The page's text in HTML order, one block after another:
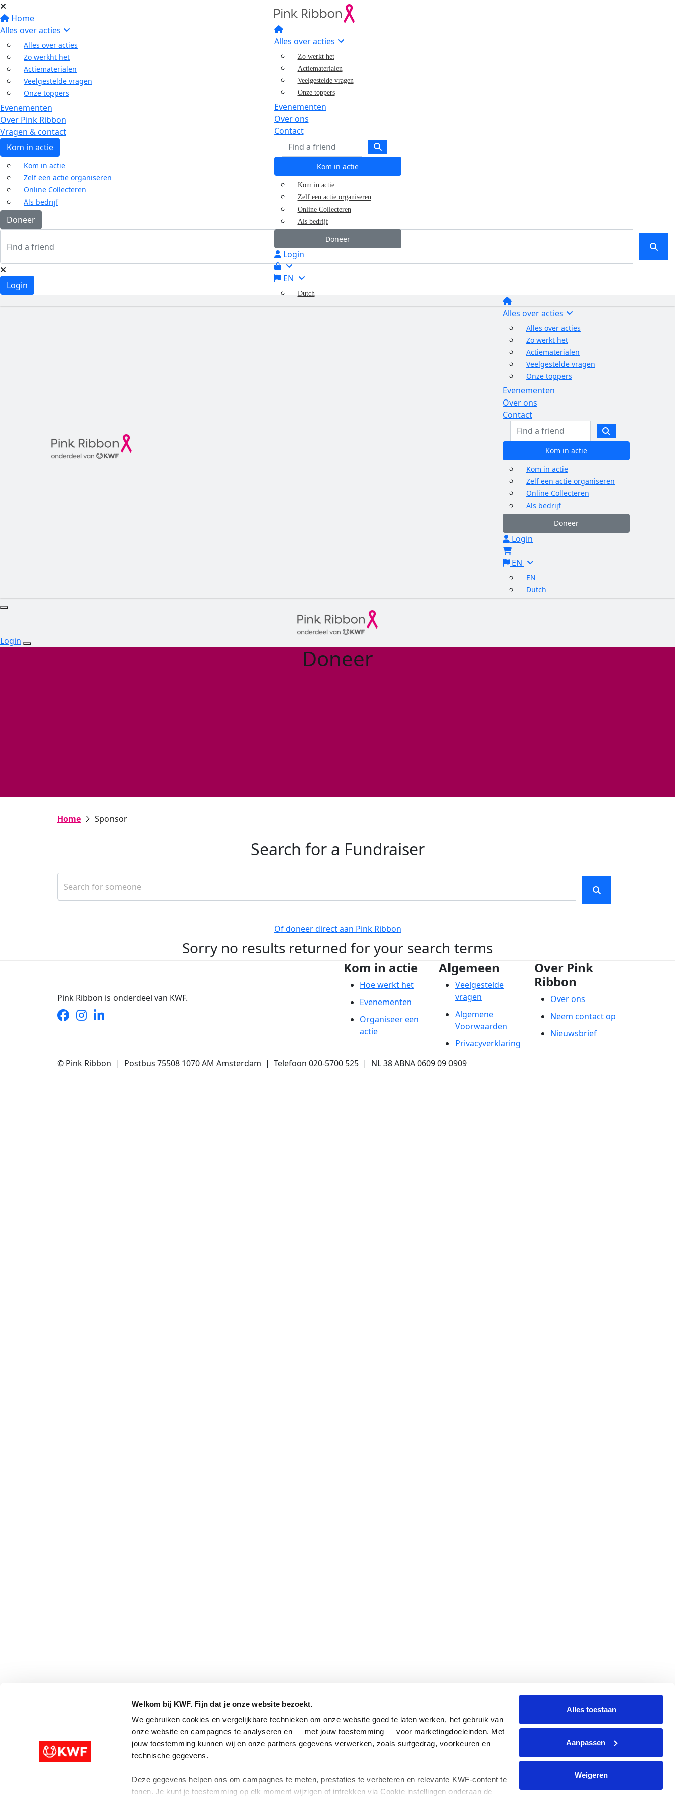
Welkom bij KWF. Fijn dat je onze website bezoekt.
We gebruiken cookies en vergelijkbare technieken om onze website goed te laten werken, het gebruik van
onze website en campagnes te analyseren en — met jouw toestemming — voor marketingdoeleinden. Met
jouw toestemming kunnen wij en onze partners gegevens verwerken, zoals surfgedrag, voorkeuren en
technische gegevens.
Deze gegevens helpen ons om campagnes te meten, prestaties te verbeteren en relevante KWF-content te
tonen. Je kunt je toestemming op elk moment wijzigen of intrekken via Cookie instellingen onderaan de
Alles toestaan
Aanpassen
Weigeren
Home
Alles over acties
Alles over acties
Zo werkht het
Actiematerialen
Veelgestelde vragen
Onze toppers
Evenementen
Over Pink Ribbon
Vragen & contact
Kom in actie
Kom in actie
Zelf een actie organiseren
Online Collecteren
Als bedrijf
Doneer
Login
Alles over acties
Zo werkt het
Actiematerialen
Veelgestelde vragen
Onze toppers
Evenementen
Over ons
Contact
Kom in actie
Kom in actie
Zelf een actie organiseren
Online Collecteren
Als bedrijf
Doneer
Login
EN
Dutch
Alles over acties
Alles over acties
Zo werkt het
Actiematerialen
Veelgestelde vragen
Onze toppers
Evenementen
Over ons
Contact
Kom in actie
Kom in actie
Zelf een actie organiseren
Online Collecteren
Als bedrijf
Doneer
Login
EN
EN
Dutch
Login
Doneer
Sponsor
Search for a Fundraiser
Of doneer direct aan Pink Ribbon
Sorry no results returned for your search terms
Pink Ribbon is onderdeel van KWF.
Kom in actie
Hoe werkt het
Evenementen
Organiseer een
actie
Algemeen
Veelgestelde
vragen
Algemene
Voorwaarden
Privacyverklaring
Over Pink
Ribbon
Over ons
Neem contact op
Nieuwsbrief
© Pink Ribbon | Postbus 75508 1070 AM Amsterdam | Telefoon 020-5700 525 | NL 38 ABNA 0609 09 0909